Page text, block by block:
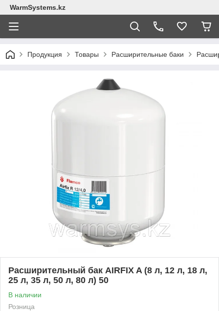
WarmSystems.kz
Продукция Товары Расширительные баки
Расширительный бак AIRFIX A (8 л, 12 л, 18 л,
25 л, 35 л, 50 л, 80 л) 50
В наличии
Розница